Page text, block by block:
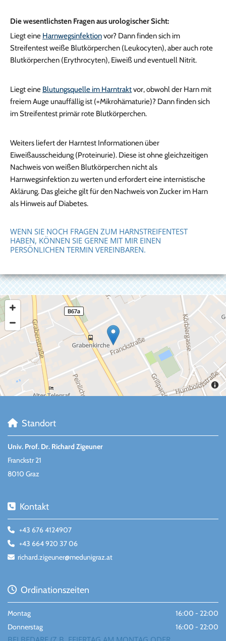
Die wesentlichsten Fragen aus urologischer Sicht:
Liegt eine Harnwegsinfektionvor? Dann finden sich im
Streifentest weiße Blutkörperchen (Leukocyten), aber auch rote
Blutkörperchen (Erythrocyten), Eiweiß und eventuell Nitrit.
Liegt eine Blutungsquelle im Harntraktvor, obwohl der Harn mit
freiem Auge unauffällig ist (=Mikrohämaturie)? Dann finden sich
im Streifentest primär rote Blutkörperchen.
Weiters liefert der Harntest Informationen über
Eiweißausscheidung (Proteinurie). Diese ist ohne gleichzeitigen
Nachweis von weißen Blutkörperchen nicht als
Harnwegsinfektion zu werten und erfordert eine internistische
Aklärung. Das gleiche gilt für den Nachweis von Zucker im Harn
als Hinweis auf Diabetes.
WENN SIE NOCH FRAGEN ZUM HARNSTREIFENTEST
HABEN, KÖNNEN SIE GERNE MIT MIR EINEN
PERSÖNLICHEN TERMIN VEREINBAREN.
 Standort
Univ. Prof. Dr. Richard Zigeuner
Franckstr 21
8010 Graz
 Kontakt
 +43 676 4124907
 +43 664 920 37 06
 richard.zigeuner@medunigraz.at
Ordinationszeiten
Montag
16:00 - 22:00
Donnerstag
16:00 - 22:00